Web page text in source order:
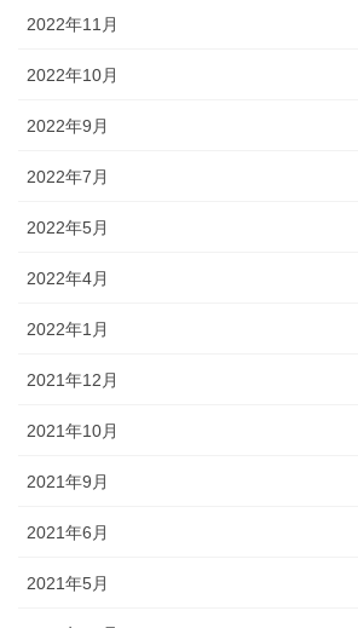
2022年11月
2022年10月
2022年9月
2022年7月
2022年5月
2022年4月
2022年1月
2021年12月
2021年10月
2021年9月
2021年6月
2021年5月